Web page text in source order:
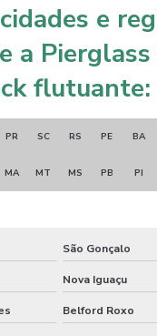
píer
sob medida
flutuante
e
a
flutuante:
PR SC RS PE BA
MA MT MS PB PI
São Gonçalo
Nova Iguaçu
Belford Roxo